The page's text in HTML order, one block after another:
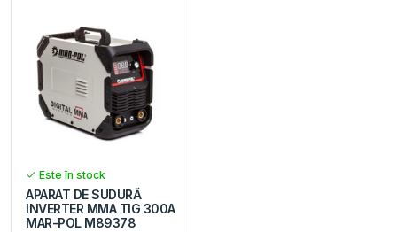
Este în stock
APARAT DE SUDURĂ
INVERTER MMA TIG 300A
MAR-POL M89378